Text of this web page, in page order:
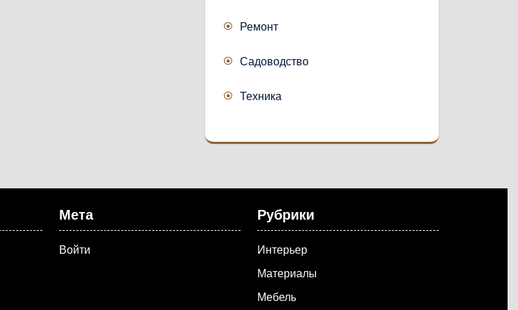
Ремонт
Садоводство
Техника
Мета
Войти
Рубрики
Интерьер
Материалы
Мебель